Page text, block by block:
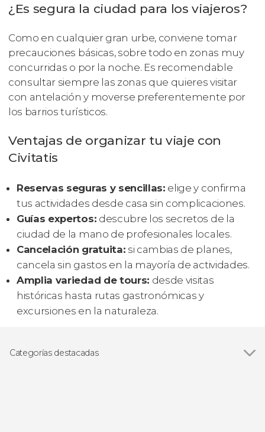
¿Es segura la ciudad para los viajeros?
Como en cualquier gran urbe, conviene tomar
precauciones básicas, sobre todo en zonas muy
concurridas o por la noche. Es recomendable
consultar siempre las zonas que quieres visitar
con antelación y moverse preferentemente por
los barrios turísticos.
Ventajas de organizar tu viaje con
Civitatis
Reservas seguras y sencillas: elige y confirma
tus actividades desde casa sin complicaciones.
Guías expertos: descubre los secretos de la
ciudad de la mano de profesionales locales.
Cancelación gratuita: si cambias de planes,
cancela sin gastos en la mayoría de actividades.
Amplia variedad de tours: desde visitas
históricas hasta rutas gastronómicas y
excursiones en la naturaleza.
Categorías destacadas